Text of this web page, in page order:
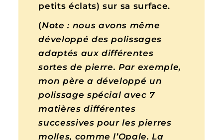
petits éclats) sur sa surface.
(Note : nous avons même
développé des polissages
adaptés aux différentes
sortes de pierre. Par exemple,
mon père a développé un
polissage spécial avec 7
matières différentes
successives pour les pierres
molles, comme l’Opale. La